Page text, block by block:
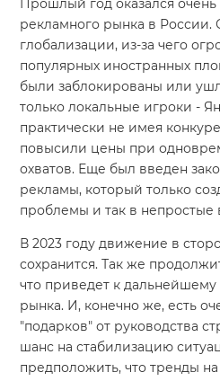
Прошлый год оказался
рекламного рынка в России.
глобализации, из-за чего
популярных иностранных
были заблокированы или
только локальные игроки -
практически не имея
повысили цены при
охватов. Еще был введен
рекламы, который только
проблемы и так в непростые
В 2023 году движение в
сохранится. Так же
что приведет к
рынка. И, конечно же, есть
"подарков" от руководства
шанс на стабилизацию
предположить, что тренды на